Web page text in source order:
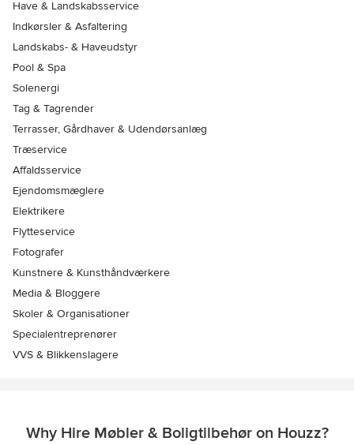
Have & Landskabsservice
Indkørsler & Asfaltering
Landskabs- & Haveudstyr
Pool & Spa
Solenergi
Tag & Tagrender
Terrasser, Gårdhaver & Udendørsanlæg
Træservice
Affaldsservice
Ejendomsmæglere
Elektrikere
Flytteservice
Fotografer
Kunstnere & Kunsthåndværkere
Media & Bloggere
Skoler & Organisationer
Specialentreprenører
VVS & Blikkenslagere
Why Hire Møbler & Boligtilbehør on Houzz?